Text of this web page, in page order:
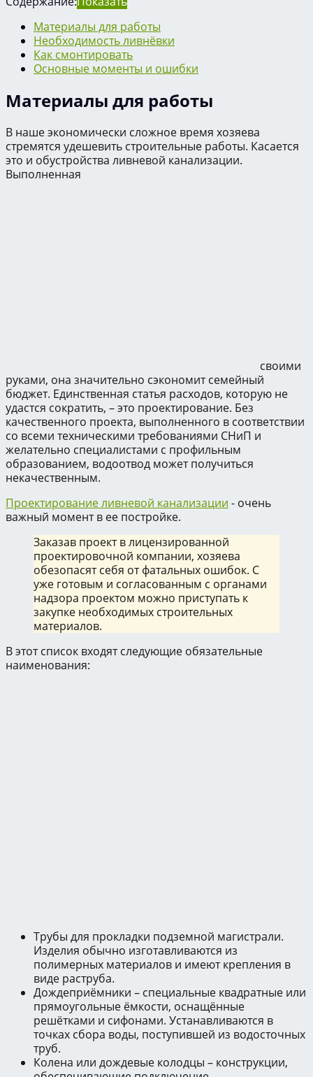
Материалы для работы
Необходимость ливнёвки
Как смонтировать
Основные моменты и ошибки
Материалы для работы
В наше экономически сложное время хозяева
стремятся удешевить строительные работы. Касается
это и обустройства ливневой канализации.
Выполненная
своими
руками, она значительно сэкономит семейный
бюджет. Единственная статья расходов, которую не
удастся сократить, – это проектирование. Без
качественного проекта, выполненного в соответствии
со всеми техническими требованиями СНиП и
желательно специалистами с профильным
образованием, водоотвод может получиться
некачественным.
Проектирование ливневой канализации - очень
важный момент в ее постройке.
Заказав проект в лицензированной
проектировочной компании, хозяева
обезопасят себя от фатальных ошибок. С
уже готовым и согласованным с органами
надзора проектом можно приступать к
закупке необходимых строительных
материалов.
В этот список входят следующие обязательные
наименования:
Трубы для прокладки подземной магистрали.
Изделия обычно изготавливаются из
полимерных материалов и имеют крепления в
виде раструба.
Дождеприёмники – специальные квадратные или
прямоугольные ёмкости, оснащённые
решётками и сифонами. Устанавливаются в
точках сбора воды, поступившей из водосточных
труб.
Колена или дождевые колодцы – конструкции,